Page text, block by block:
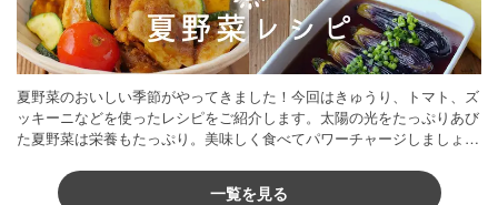
夏野菜のおいしい季節がやってきました！今回はきゅうり、トマト、ズ
ッキーニなどを使ったレシピをご紹介します。太陽の光をたっぷりあび
た夏野菜は栄養もたっぷり。美味しく食べてパワーチャージしましょう
一覧を見る